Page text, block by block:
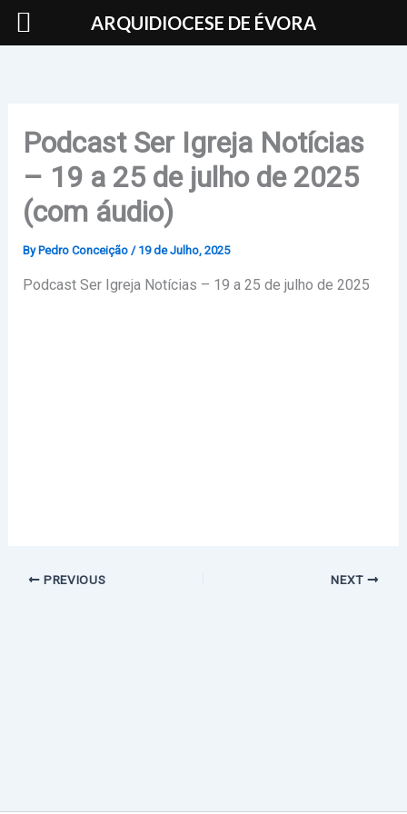
Skip
Podcast Ser Igreja Notícias
– 19 a 25 de julho de 2025
(com áudio)
By Pedro Conceição / 19 de Julho, 2025
Podcast Ser Igreja Notícias – 19 a 25 de julho de 2025
PREVIOUS NEXT
ARQUIDIOCESE DE ÉVORA